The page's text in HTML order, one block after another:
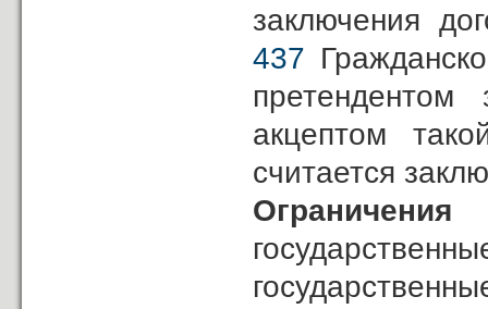
заключения
437
акцептом
считается